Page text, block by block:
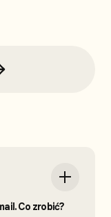
Co zrobić?